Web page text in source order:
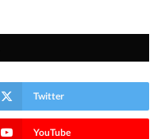
Twitter
YouTube